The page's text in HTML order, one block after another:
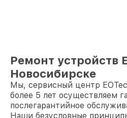
Ремонт устройств
Новосибирске
Мы, сервисный центр
более 5 лет осуществляем
послегарантийное
Наши безусловные